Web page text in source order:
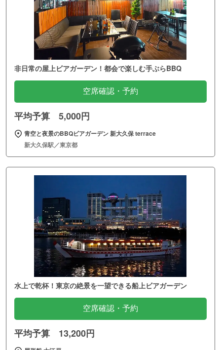
非日常の屋上ビアガーデン！都会で楽しむ手ぶらBBQ
空席確認・予約
平均予算 5,000円
青空と夜景のBBQビアガーデン 新大久保 terrace
新大久保駅／東京都
水上で乾杯！東京の絶景を一望できる船上ビアガーデン
空席確認・予約
平均予算 13,200円